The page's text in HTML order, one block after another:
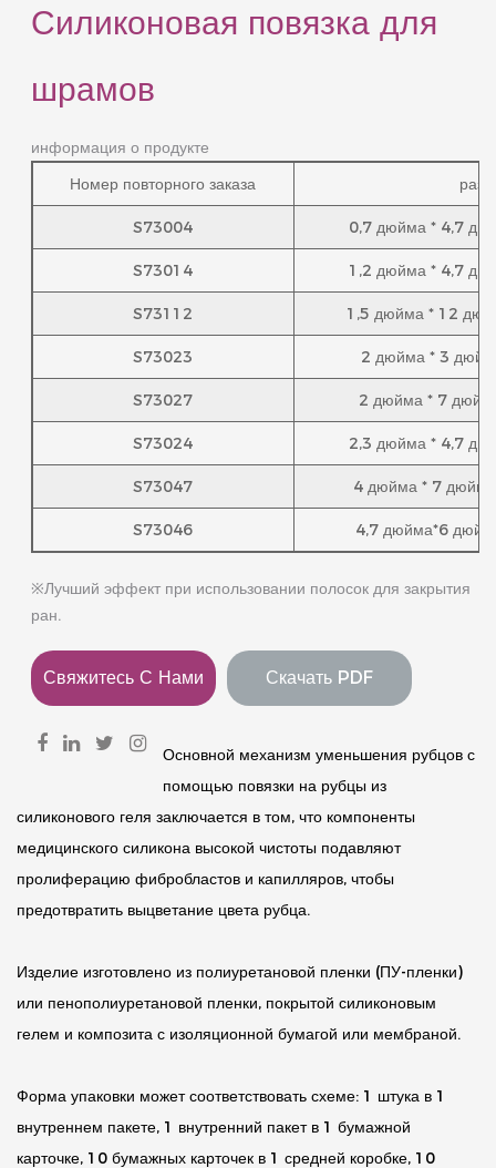
Силиконовая повязка для
шрамов
информация о продукте
Номер повторного заказа
S73004 0,7 дюйма * 4,7
S73014 1,2 дюйма * 4,7
S73112 1,5 дюйма * 12
S73023 2 дюйма * 3
S73027 2 дюйма * 7
S73024 2,3 дюйма * 4,7
S73047 4 дюйма * 7
S73046 4,7 дюйма*6
※Лучший эффект при использовании полосок для закрытия
ран.
Свяжитесь С Нами Скачать PDF
Основной механизм уменьшения рубцов с
помощью повязки на рубцы из
силиконового геля заключается в том, что компоненты
медицинского силикона высокой чистоты подавляют
пролиферацию фибробластов и капилляров, чтобы
предотвратить выцветание цвета рубца.
Изделие изготовлено из полиуретановой пленки (ПУ-пленки)
или пенополиуретановой пленки, покрытой силиконовым
гелем и композита с изоляционной бумагой или мембраной.
Форма упаковки может соответствовать схеме: 1 штука в 1
внутреннем пакете, 1 внутренний пакет в 1 бумажной
карточке, 10 бумажных карточек в 1 средней коробке, 10